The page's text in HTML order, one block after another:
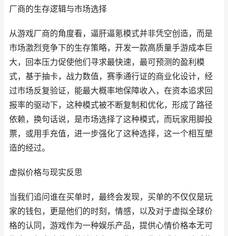
厂商的生存逻辑与市场选择
从游戏厂商的角度看，逼肝逼氪模式并非凭空创造，而是
市场激烈竞争下的生存策略，开发一款高质量手游成本巨
大，回本压力促使他们寻求最快速，最可预测的盈利模
式，基于抽卡，战力数值，赛季通行证的商业化设计，经
过市场反复验证，能最大概率地保障收入，在资本追求回
报率的驱动下，这种模式被不断复制和优化，形成了路径
依赖，换句话说，是市场选择了这种模式，而玩家用脚投
票，或用手充值，进一步强化了这种选择，这一个相互塑
造的经过。
虚拟价格与现实反思
当我们追问谁在买单时，最终会发现，买单的不仅仅是玩
家的钱包，更是他们的时刻，情感，以及对于虚拟全球价
格的认同，游戏作为一种娱乐产品，提供心情价格本无可